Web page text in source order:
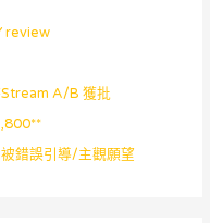
review
A/B 獲批
錯誤引導/主觀願望